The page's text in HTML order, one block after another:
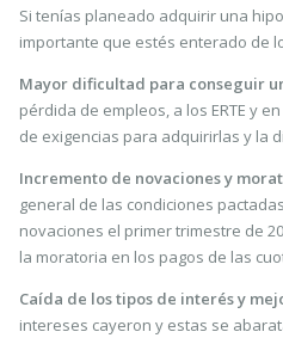
Si tenías planeado adquirir una
importante que estés enterado de
Mayor dificultad para conseguir
pérdida de empleos, a los ERTE y
de exigencias para adquirirlas y la
Incremento de novaciones y
general de las condiciones
novaciones el primer trimestre de
la moratoria en los pagos de las
Caída de los tipos de interés y
intereses cayeron y estas se